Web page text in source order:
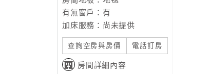
有無窗戶：有
加床服務：尚未提供
查詢空房與房價 電話訂房
房間詳細內容